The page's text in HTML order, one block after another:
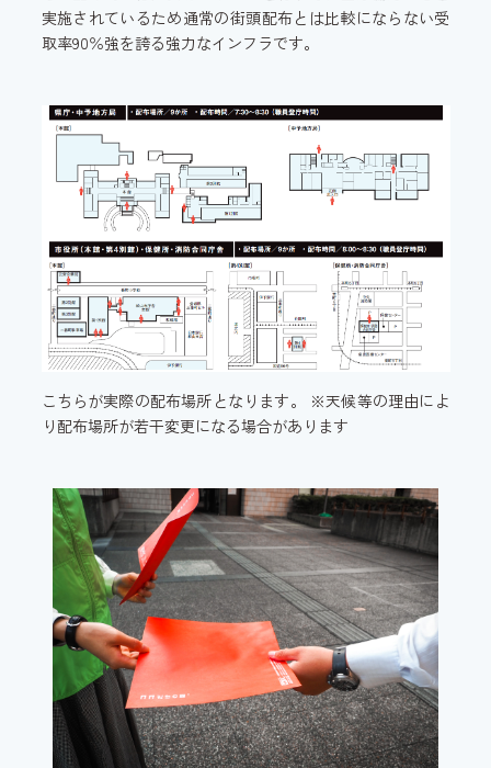
実施されているため通常の街頭配布とは比較にならない受
取率90％強を誇る強力なインフラです。
こちらが実際の配布場所となります。 ※天候等の理由によ
り配布場所が若干変更になる場合があります